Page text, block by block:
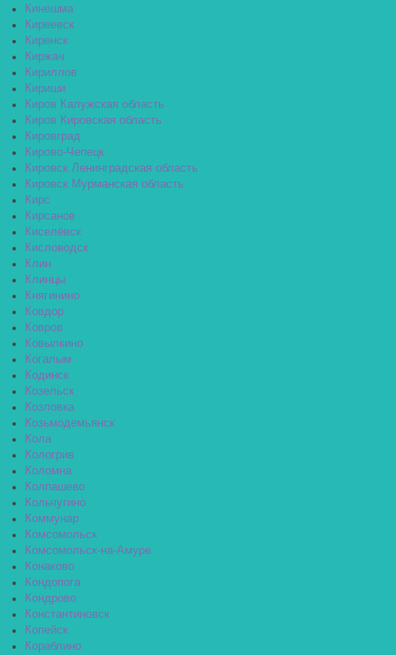
Кинешма
Киреевск
Киренск
Киржач
Кириллов
Кириши
Киров Калужская область
Киров Кировская область
Кировград
Кирово-Чепецк
Кировск Ленинградская область
Кировск Мурманская область
Кирс
Кирсанов
Киселёвск
Кисловодск
Клин
Клинцы
Княгинино
Ковдор
Ковров
Ковылкино
Когалым
Кодинск
Козельск
Козловка
Козьмодемьянск
Кола
Кологрив
Коломна
Колпашево
Кольчугино
Коммунар
Комсомольск
Комсомольск-на-Амуре
Конаково
Кондопога
Кондрово
Константиновск
Копейск
Кораблино